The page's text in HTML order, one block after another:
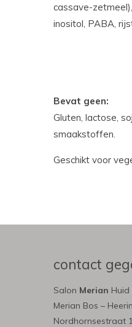
cassave-
inositol, PABA,
Bevat geen:
Gluten, lactose,
smaakstoffen.
Geschikt voor
contact
Salon Merian
Merian Bos –
Nordhornsestraat